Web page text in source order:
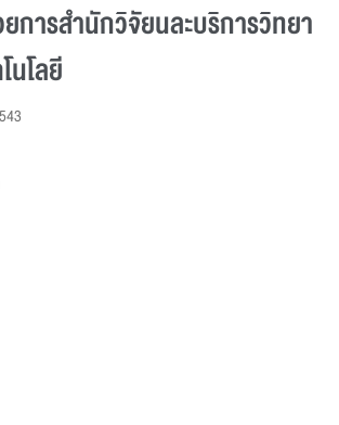
การสำนักวิจัยนละบริการวิทยา
นโลยี